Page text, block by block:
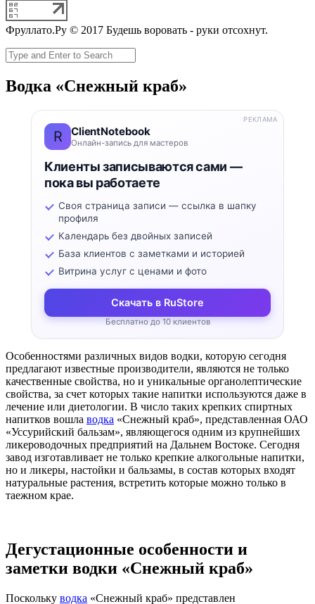
Фруллато.Ру © 2017 Будешь воровать - руки отсохнут.
Водка «Снежный краб»
R ClientNotebook
Онлайн-запись для мастеров
Клиенты записываются сами —
пока вы работаете
Своя страница записи — ссылка в шапку
профиля
Календарь без двойных записей
База клиентов с заметками и историей
Витрина услуг с ценами и фото
Скачать в RuStore
Бесплатно до 10 клиентов
РЕКЛАМА
Особенностями различных видов водки, которую сегодня
предлагают известные производители, являются не только
качественные свойства, но и уникальные органолептические
свойства, за счет которых такие напитки используются даже в
лечение или диетологии. В число таких крепких спиртных
напитков вошла водка «Снежный краб», представленная ОАО
«Уссурийский бальзам», являющегося одним из крупнейших
ликероводочных предприятий на Дальнем Востоке. Сегодня
завод изготавливает не только крепкие алкогольные напитки,
но и ликеры, настойки и бальзамы, в состав которых входят
натуральные растения, встретить которые можно только в
таежном крае.
Дегустационные особенности и
заметки водки «Снежный краб»
Поскольку водка «Снежный краб» представлен